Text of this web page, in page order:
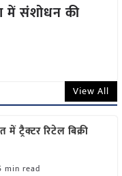
में संशोधन की
View All
ट्रैक्टर रिटेल बिक्री
min read